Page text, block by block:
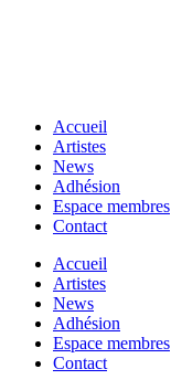
Accueil
Artistes
News
Adhésion
Espace membres
Contact
Accueil
Artistes
News
Adhésion
Espace membres
Contact